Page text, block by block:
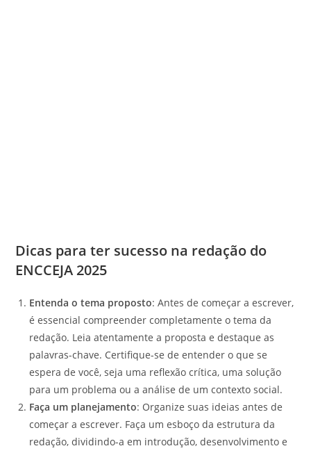
Dicas para ter sucesso na redação do
ENCCEJA 2025
Entenda o tema proposto: Antes de começar a escrever,
é essencial compreender completamente o tema da
redação. Leia atentamente a proposta e destaque as
palavras-chave. Certifique-se de entender o que se
espera de você, seja uma reflexão crítica, uma solução
para um problema ou a análise de um contexto social.
Faça um planejamento: Organize suas ideias antes de
começar a escrever. Faça um esboço da estrutura da
redação, dividindo-a em introdução, desenvolvimento e